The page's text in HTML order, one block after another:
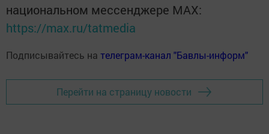
национальном мессенджере MАХ:
https://max.ru/tatmedia
Подписывайтесь на телеграм-канал "Бавлы-информ"
Перейти на страницу новости